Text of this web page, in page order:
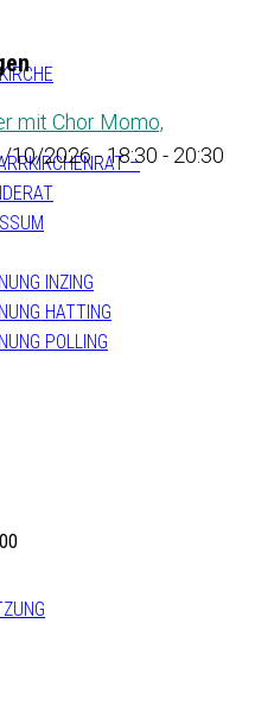
–
INZING
HATTING
POLLING
mit Chor Momo,
10/2026 - 18:30 - 20:30